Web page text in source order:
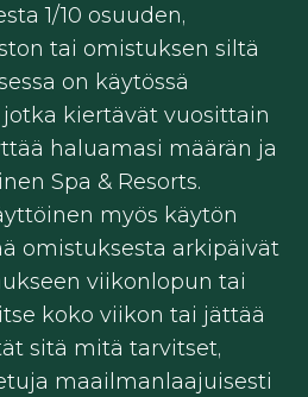
1/10 osuuden,
tai omistuksen siltä
on käytössä
jotka kiertävät vuosittain
haluamasi määrän ja
Spa & Resorts.
myös käytön
omistuksesta arkipäivät
viikonlopun tai
koko viikon tai jättää
sitä mitä tarvitset,
maailmanlaajuisesti